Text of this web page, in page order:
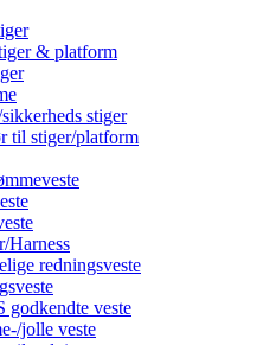
& platform
stiger
til stiger/platform
Harness
redningsveste
godkendte veste
jolle veste